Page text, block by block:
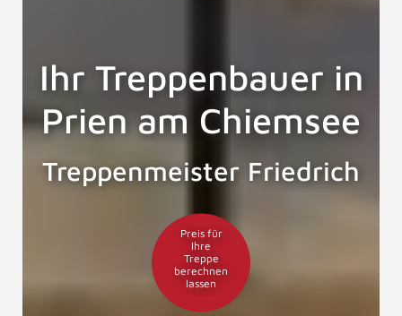
Ihr Treppenbauer in
Prien am Chiemsee
Treppenmeister Friedrich
Preis für
Ihre
Treppe
berechnen
lassen